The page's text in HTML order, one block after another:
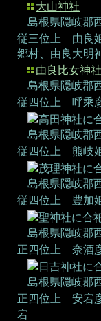
大山神社
島根県隠岐郡
従三位上 由良
郷村、由良大明
由良比女神社
島根県隠岐郡
従四位上 呼乘
高田神社に
島根県隠岐郡
従四位上 熊岐
茂理神社に
島根県隠岐郡
従四位上 豊加
聖神社に合
島根県隠岐郡
正四位上 奈酒
日吉神社に
島根県隠岐郡
正四位上 安宕
宕